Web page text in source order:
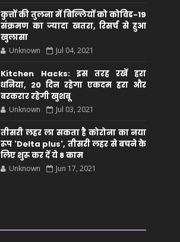
कुत्तों की तुलना में बिल्लियों को कोविड-19
संक्रमण का ज्यादा खतरा, रिसर्च से हुआ
खुलासा
Unknown Jul 04, 2021
Kitchen Hacks: इस तरह रखें हरा
धनिया, 20 दिन रहेगा एकदम हरा और
बरकरार रहेगी खुशबू
Unknown Jul 03, 2021
तीसरी लहर ला सकता है कोरोना का नया
रूप 'Delta plus', तीसरी लहर से बचने के
लिए शुरू कर दें ये 8 काम
Unknown Jun 17, 2021